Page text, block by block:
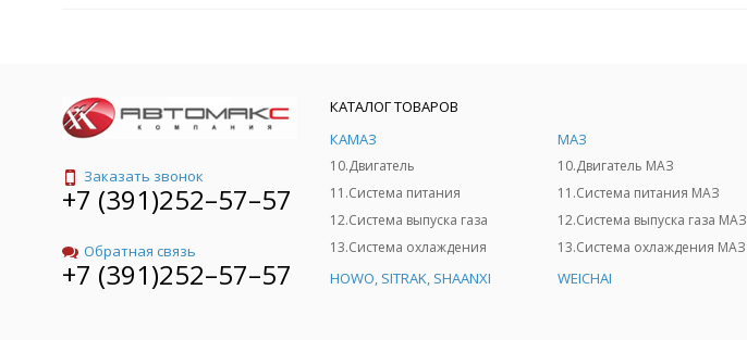
Заказать звонок
+7 (391)252–57–57
Обратная связь
+7 (391)252–57–57
КАТАЛОГ ТОВАРОВ
КАМАЗ
10.Двигатель
11.Система питания
12.Система выпуска газа
13.Система охлаждения
МАЗ
10.Двигатель МАЗ
11.Система питания МАЗ
12.Система выпуска газа МАЗ
13.Система охлаждения МАЗ
HOWO, SITRAK, SHAANXI WEICHAI